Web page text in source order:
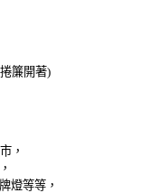
簾開著)
，
燈等等，